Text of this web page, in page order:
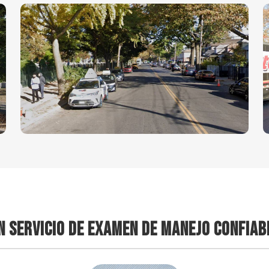
SERVICIO DE EXAMEN DE MANEJO